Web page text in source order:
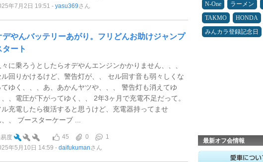
年7月2日 19:51
yasu369さん
デやんバッテリーあがり。フリどんお助けジャンプ
タート
々に乗ろうとしたらオデやんエンジンかかりません、、、
ル回りかけるけど、警告灯が、、 セル回す音も弱々しくな
てゆく、、、あ、あかんヤツや、、、 警告灯も消えてゆ
、、電圧が下がってゆく、、 2年3ヶ月で充電不足だって。
ル充電したら復活すると思うけど、充電器持ってませ
、、 ブースターケーブ ...
度 45 0
1
年5月10日 14:59
daifukumanさん
N-One
ラーメン
TAKMO
HONDA
みんカラ登録記念日
最新オフ会情報